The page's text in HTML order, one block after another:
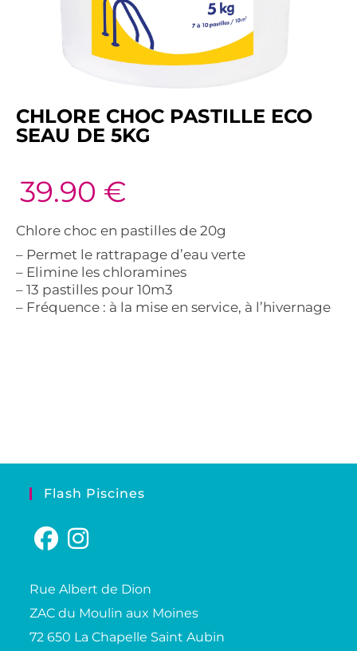
CHLORE CHOC PASTILLE ECO
SEAU DE 5KG
39.90 €
Chlore choc en pastilles de 20g
– Permet le rattrapage d’eau verte
– Elimine les chloramines
– 13 pastilles pour 10m3
– Fréquence : à la mise en service, à l’hivernage
Flash Piscines
Rue Albert de Dion
ZAC du Moulin aux Moines
72 650 La Chapelle Saint Aubin